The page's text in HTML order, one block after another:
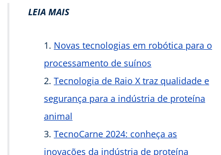
LEIA MAIS
Novas tecnologias em robótica para o
processamento de suínos
Tecnologia de Raio X traz qualidade e
segurança para a indústria de proteína
animal
TecnoCarne 2024: conheça as
inovações da indústria de proteína